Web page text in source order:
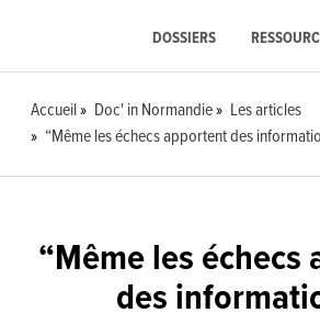
DOSSIERS
Accueil Doc' in Normandie
Les articles
“Même les échecs apportent des
“Même les échecs
des